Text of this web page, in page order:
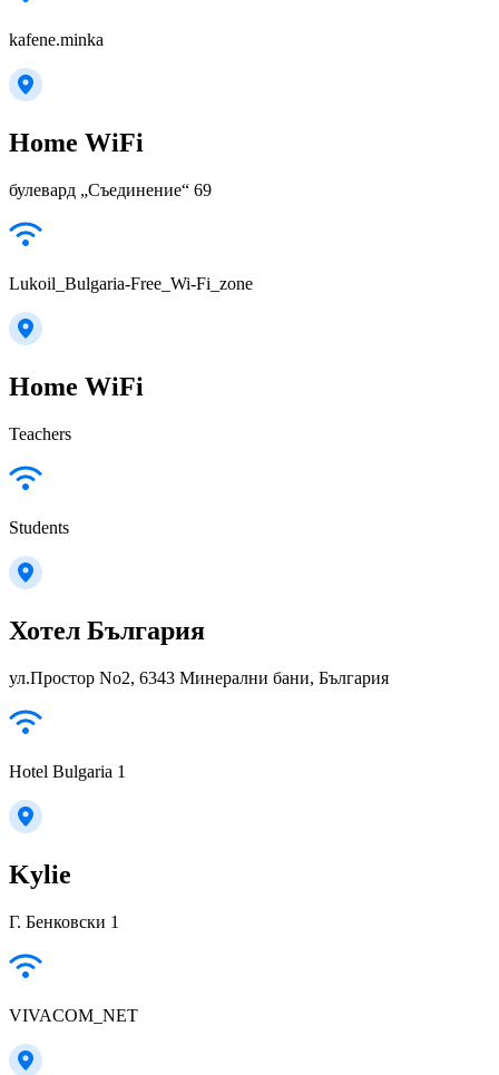
kafene.minka
Home WiFi
булевард „Съединение“ 69
Lukoil_Bulgaria-Free_Wi-Fi_zone
Home WiFi
Teachers
Students
Хотел България
ул.Простор No2, 6343 Минерални бани, България
Hotel Bulgaria 1
Kylie
Г. Бенковски 1
VIVACOM_NET